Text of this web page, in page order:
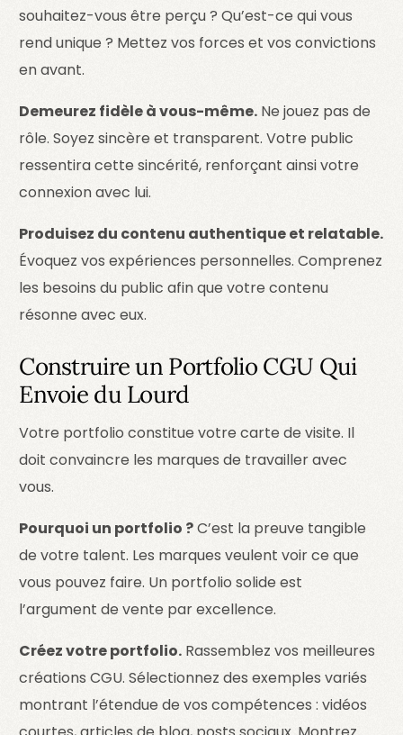
souhaitez-vous être perçu ? Qu’est-ce qui vous
rend unique ? Mettez vos forces et vos convictions
en avant.
Demeurez fidèle à vous-même. Ne jouez pas de
rôle. Soyez sincère et transparent. Votre public
ressentira cette sincérité, renforçant ainsi votre
connexion avec lui.
Produisez du contenu authentique et relatable.
Évoquez vos expériences personnelles. Comprenez
les besoins du public afin que votre contenu
résonne avec eux.
Construire un Portfolio CGU Qui
Envoie du Lourd
Votre portfolio constitue votre carte de visite. Il
doit convaincre les marques de travailler avec
vous.
Pourquoi un portfolio ?C’est la preuve tangible
de votre talent. Les marques veulent voir ce que
vous pouvez faire. Un portfolio solide est
l’argument de vente par excellence.
Créez votre portfolio. Rassemblez vos meilleures
créations CGU. Sélectionnez des exemples variés
montrant l’étendue de vos compétences : vidéos